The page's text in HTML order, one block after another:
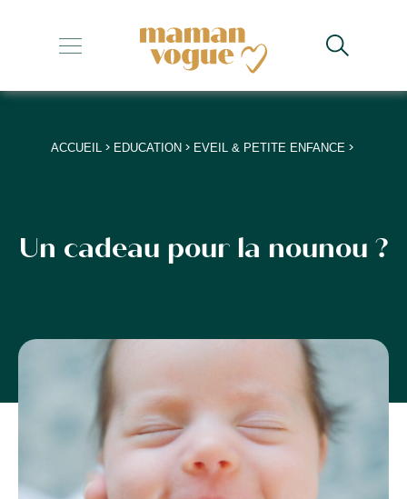
+
+
+
+
ACCUEIL> EDUCATION> EVEIL & PETITE ENFANCE>
Un cadeau pour la nounou ?